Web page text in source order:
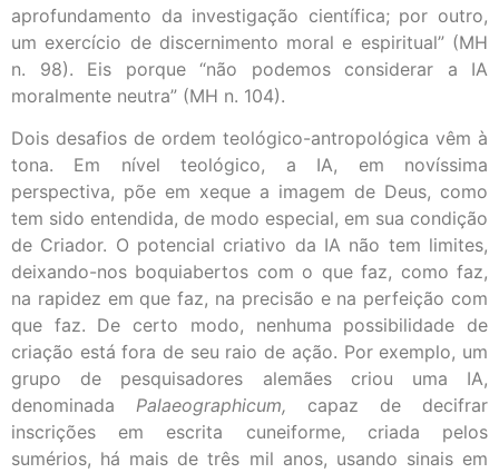
aprofundamento da investigação científica; por outro,
um exercício de discernimento moral e espiritual” (MH
n. 98). Eis porque “não podemos considerar a IA
moralmente neutra” (MH n. 104).
Dois desafios de ordem teológico-antropológica vêm à
tona. Em nível teológico, a IA, em novíssima
perspectiva, põe em xeque a imagem de Deus, como
tem sido entendida, de modo especial, em sua condição
de Criador. O potencial criativo da IA não tem limites,
deixando-nos boquiabertos com o que faz, como faz,
na rapidez em que faz, na precisão e na perfeição com
que faz. De certo modo, nenhuma possibilidade de
criação está fora de seu raio de ação. Por exemplo, um
grupo de pesquisadores alemães criou uma IA,
denominada Palaeographicum, capaz de decifrar
inscrições em escrita cuneiforme, criada pelos
sumérios, há mais de três mil anos, usando sinais em